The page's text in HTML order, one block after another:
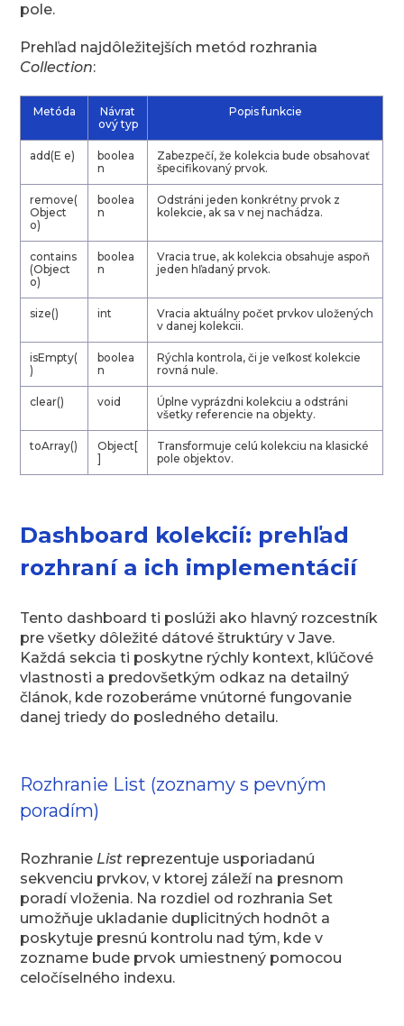
pole.
Prehľad najdôležitejších metód rozhrania
Collection:
Metóda
Návrat
ový typ
Popis funkcie
add(E e)
boolea
n
Zabezpečí, že kolekcia bude obsahovať
špecifikovaný prvok.
remove(
Object
o)
boolea
n
Odstráni jeden konkrétny prvok z
kolekcie, ak sa v nej nachádza.
contains
(Object
o)
boolea
n
Vracia true, ak kolekcia obsahuje aspoň
jeden hľadaný prvok.
size() int
Vracia aktuálny počet prvkov uložených
v danej kolekcii.
isEmpty(
)
boolea
n
Rýchla kontrola, či je veľkosť kolekcie
rovná nule.
clear() void
Úplne vyprázdni kolekciu a odstráni
všetky referencie na objekty.
toArray()
Object[
]
Transformuje celú kolekciu na klasické
pole objektov.
Dashboard kolekcií: prehľad
rozhraní a ich implementácií
Tento dashboard ti poslúži ako hlavný rozcestník
pre všetky dôležité dátové štruktúry v Jave.
Každá sekcia ti poskytne rýchly kontext, kľúčové
vlastnosti a predovšetkým odkaz na detailný
článok, kde rozoberáme vnútorné fungovanie
danej triedy do posledného detailu.
Rozhranie List (zoznamy s pevným
poradím)
Rozhranie List reprezentuje usporiadanú
sekvenciu prvkov, v ktorej záleží na presnom
poradí vloženia. Na rozdiel od rozhrania Set
umožňuje ukladanie duplicitných hodnôt a
poskytuje presnú kontrolu nad tým, kde v
zozname bude prvok umiestnený pomocou
celočíselného indexu.